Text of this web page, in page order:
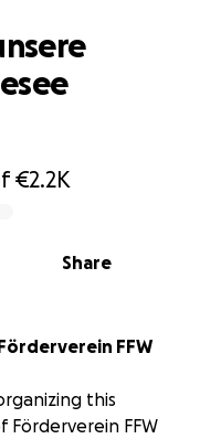
€2.2K
Share
FFW
this
FFW